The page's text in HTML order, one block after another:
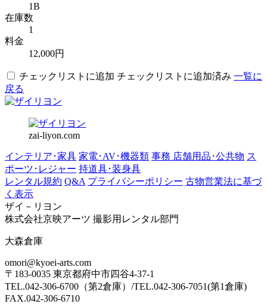
1B
在庫数
1
料金
12,000円
チェックリストに追加 チェックリストに追加済み 一覧に
戻る
zai-liyon.com
インテリア･家具 家電･AV･機器類 事務 店舗用品･公共物 ス
ポーツ･レジャー 持道具･装身具
レンタル規約 Q&A プライバシーポリシー 古物営業法に基づ
く表示
ザイ－リヨン
株式会社京映アーツ 撮影用レンタル部門
大森倉庫
omori@kyoei-arts.com
〒183-0035 東京都府中市四谷4-37-1
TEL.042-306-6700（第2倉庫）/TEL.042-306-7051(第1倉庫)
FAX.042-306-6710